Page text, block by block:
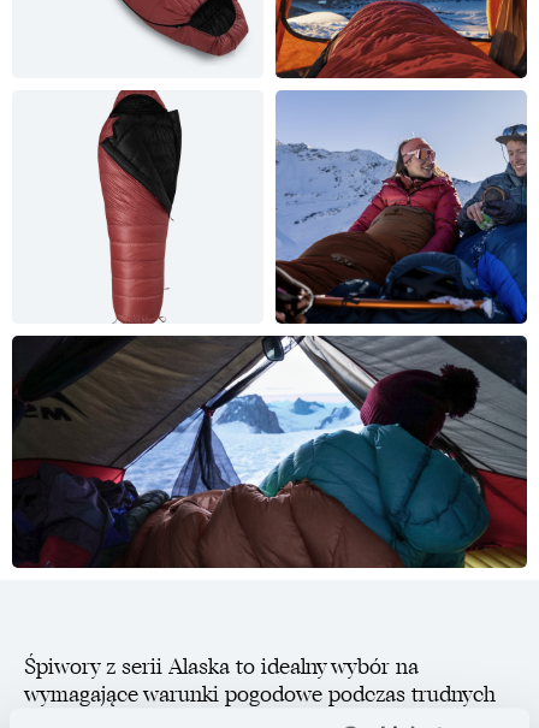
Śpiwory z serii Alaska to idealny wybór na
wymagające warunki pogodowe podczas trudnych
wypraw. Etycznie pozyskiwany polski biały puch